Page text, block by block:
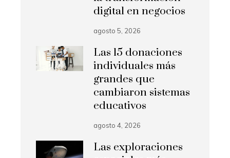
digital en negocios
agosto 5, 2026
Las 15 donaciones
individuales más
grandes que
cambiaron sistemas
educativos
agosto 4, 2026
Las exploraciones